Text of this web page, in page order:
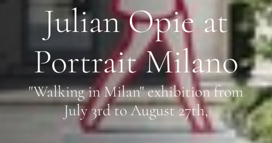
Julian Opie at
Portrait Milano
"Walking in Milan" exhibition from
July 3rd to August 27th,